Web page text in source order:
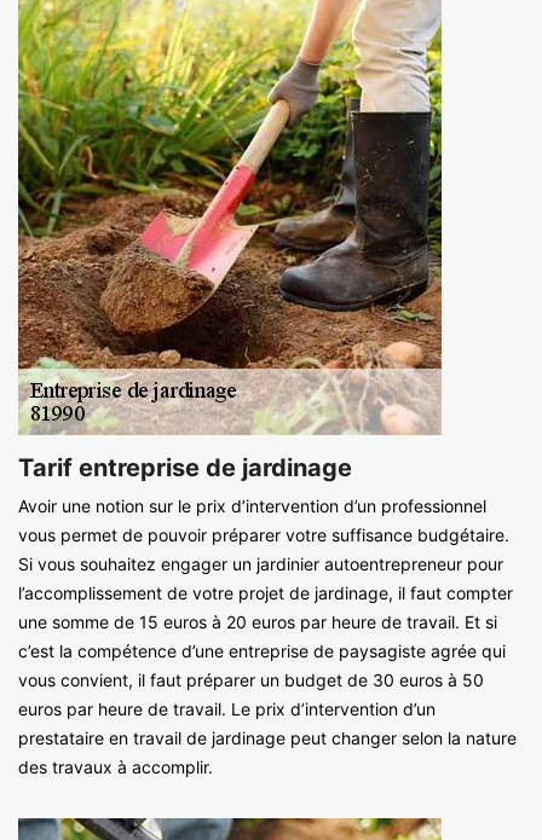
Tarif entreprise de jardinage
Avoir une notion sur le prix d’intervention d’un professionnel
vous permet de pouvoir préparer votre suffisance budgétaire.
Si vous souhaitez engager un jardinier autoentrepreneur pour
l’accomplissement de votre projet de jardinage, il faut compter
une somme de 15 euros à 20 euros par heure de travail. Et si
c’est la compétence d’une entreprise de paysagiste agrée qui
vous convient, il faut préparer un budget de 30 euros à 50
euros par heure de travail. Le prix d’intervention d’un
prestataire en travail de jardinage peut changer selon la nature
des travaux à accomplir.